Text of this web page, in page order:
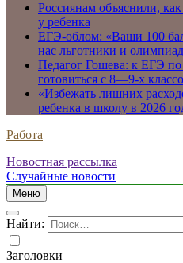
Россиянам объяснили, как
у ребенка
ЕГЭ-облом: «Ваши 100
нас льготники и
Педагог Гошева: к ЕГЭ
готовиться с 8—9-х
«Избежать лишних
ребенка в школу в 2026
Работа
Новостная рассылка
Случайные новости
Меню
Найти:
Заголовки